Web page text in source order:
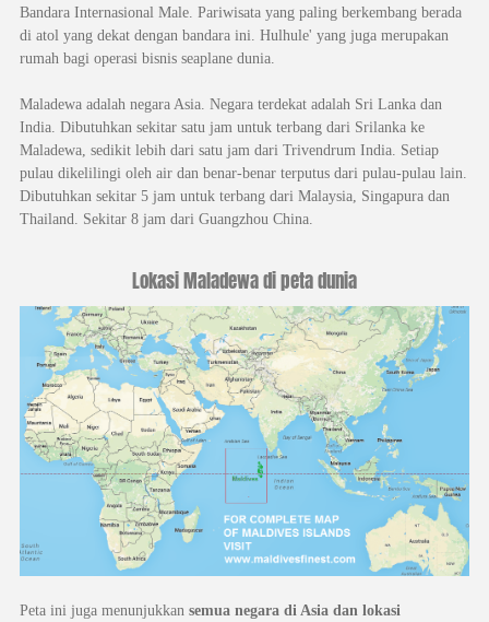
Bandara Internasional Male. Pariwisata yang paling berkembang berada
di atol yang dekat dengan bandara ini. Hulhule' yang juga merupakan
rumah bagi operasi bisnis seaplane dunia.
Maladewa adalah negara Asia. Negara terdekat adalah Sri Lanka dan
India. Dibutuhkan sekitar satu jam untuk terbang dari Srilanka ke
Maladewa, sedikit lebih dari satu jam dari Trivendrum India. Setiap
pulau dikelilingi oleh air dan benar-benar terputus dari pulau-pulau lain.
Dibutuhkan sekitar 5 jam untuk terbang dari Malaysia, Singapura dan
Thailand. Sekitar 8 jam dari Guangzhou China.
Lokasi Maladewa di peta dunia
Peta ini juga menunjukkan semua negara di Asia dan lokasi